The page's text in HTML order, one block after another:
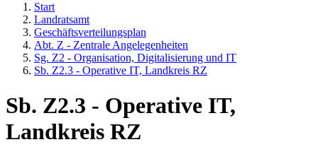
Start
Landratsamt
Geschäftsverteilungsplan
Abt. Z - Zentrale Angelegenheiten
Sg. Z2 - Organisation, Digitalisierung und IT
Sb. Z2.3 - Operative IT, Landkreis RZ
Sb. Z2.3 - Operative IT,
Landkreis RZ